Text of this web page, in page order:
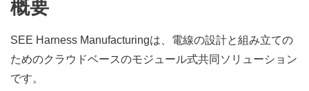
概要
SEE Harness Manufacturingは、電線の設計と組み立ての
ためのクラウドベースのモジュール式共同ソリューション
です。